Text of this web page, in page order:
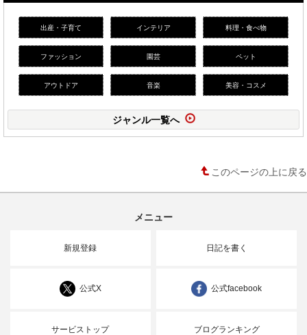
出産・子育て インテリア 料理・食べ物
ファッション 園芸 ペット
アウトドア 音楽 美容・コスメ
ジャンル一覧へ
このページの上に戻る
メニュー
新規登録 日記を書く
公式X 公式facebook
サービストップ ブログランキング